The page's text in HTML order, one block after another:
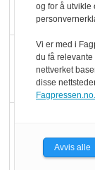
og for å utvikle
Vi er med i
du få
nettverket
disse
Fagpressen.no.
Avvis alle